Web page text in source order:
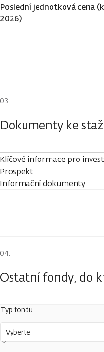
Poslední jednotková cena
2026)
Dokumenty ke
Klíčové informace pro
Prospekt
Informační dokumenty
Ostatní fondy, do
Typ fondu
Vyberte